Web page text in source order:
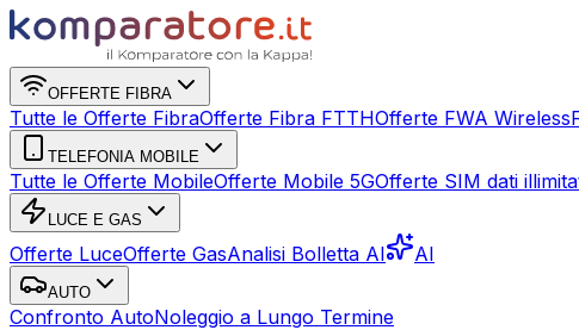
OFFERTE FIBRA
Tutte le Offerte FibraOfferte Fibra FTTHOfferte FWA Wireless
TELEFONIA MOBILE
Tutte le Offerte MobileOfferte Mobile 5GOfferte SIM dati
LUCE E GAS
Offerte LuceOfferte GasAnalisi Bolletta AI AI
AUTO
Confronto AutoNoleggio a Lungo Termine